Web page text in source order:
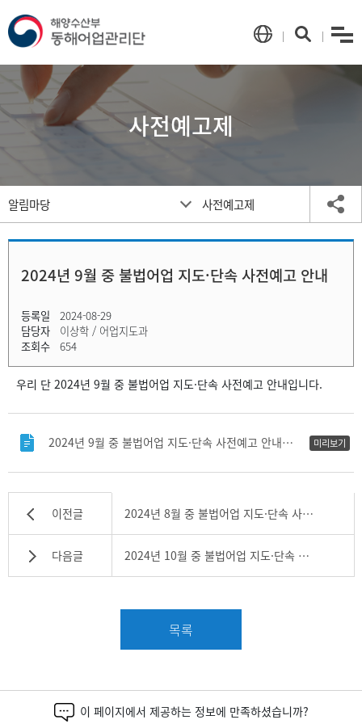
언
검
menu
사전예고제
인
페
이
알림마당 사전예고제
하
기
2024년 9월 중 불법어업 지도·단속 사전예고 안내
등록일
2024-08-29
담당자
이상학 / 어업지도과
조회수
654
우리 단 2024년 9월 중 불법어업 지도·단속 사전예고 안내입니다.
첨부파일
2024년 9월 중 불법어업 지도·단속 사전예고 안내문 .hwpx.pdf 미리보기
이전글 2024년 8월 중 불법어업 지도·단속 사전예고 안내
다음글 2024년 10월 중 불법어업 지도·단속 사전예고 안내
목록
이 페이지에서 제공하는 정보에 만족하셨습니까?